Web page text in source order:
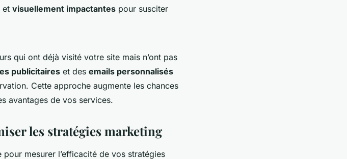
et visuellement impactantes pour susciter
qui ont déjà visité votre site mais n’ont pas
publicitaires et des emails personnalisés
Cette approche augmente les chances
avantages de vos services.
les stratégies marketing
pour mesurer l’efficacité de vos stratégies